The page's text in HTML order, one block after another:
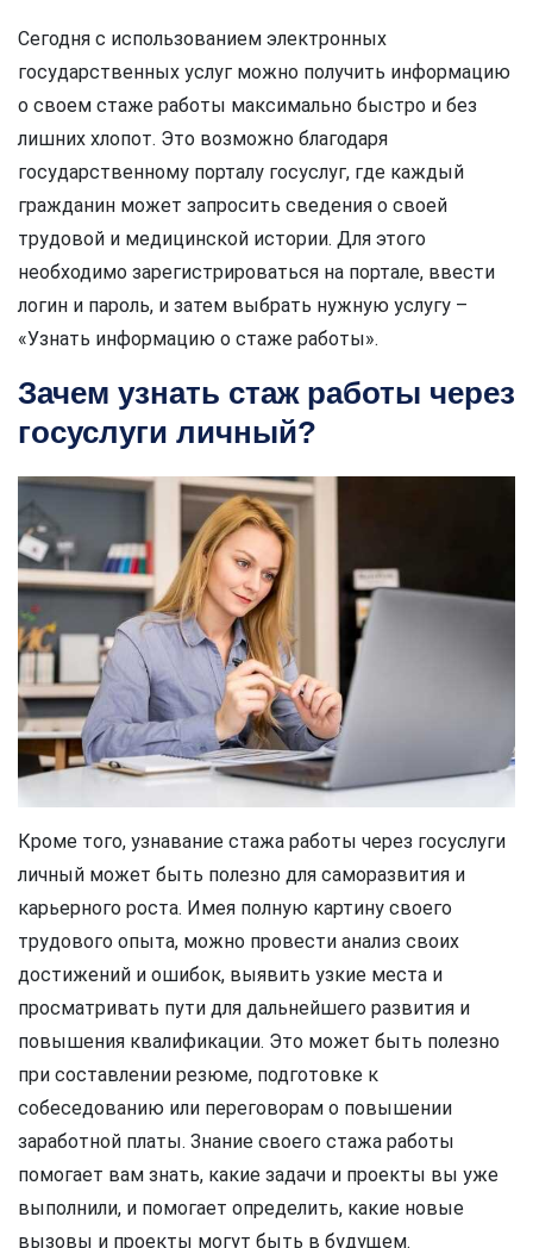
Сегодня с использованием электронных
государственных услуг можно получить информацию
о своем стаже работы максимально быстро и без
лишних хлопот. Это возможно благодаря
государственному порталу госуслуг, где каждый
гражданин может запросить сведения о своей
трудовой и медицинской истории. Для этого
необходимо зарегистрироваться на портале, ввести
логин и пароль, и затем выбрать нужную услугу –
«Узнать информацию о стаже работы».
Зачем узнать стаж работы через
госуслуги личный?
Кроме того, узнавание стажа работы через госуслуги
личный может быть полезно для саморазвития и
карьерного роста. Имея полную картину своего
трудового опыта, можно провести анализ своих
достижений и ошибок, выявить узкие места и
просматривать пути для дальнейшего развития и
повышения квалификации. Это может быть полезно
при составлении резюме, подготовке к
собеседованию или переговорам о повышении
заработной платы. Знание своего стажа работы
помогает вам знать, какие задачи и проекты вы уже
выполнили, и помогает определить, какие новые
вызовы и проекты могут быть в будущем.